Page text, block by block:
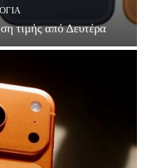
τιμής από Δευτέρα